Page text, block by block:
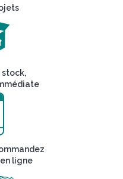
stock,
ligne